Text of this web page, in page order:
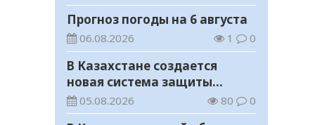
Прогноз погоды на 6 августа
06.08.2026 1 0
В Казахстане создается
новая система защиты
средств ОСМС от
необоснованных выплат
05.08.2026 80 0